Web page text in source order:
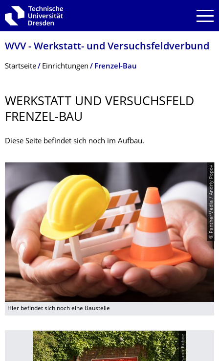
Zur Hauptnavigation springen
Zur Suche springen
Zum Inhalt springen
WVV - Werkstatt- und Versuchsfeldver­bund
Breadcrumb-Menü
Startseite Einrichtungen Frenzel-Bau
WERKSTATT UND VERSUCHSFELD
FRENZEL-BAU
Diese Seite befindet sich noch im Aufbau.
© PantherMedia / Andriy Popov
Hier befindet sich noch eine Baustelle
© Susann Kühne